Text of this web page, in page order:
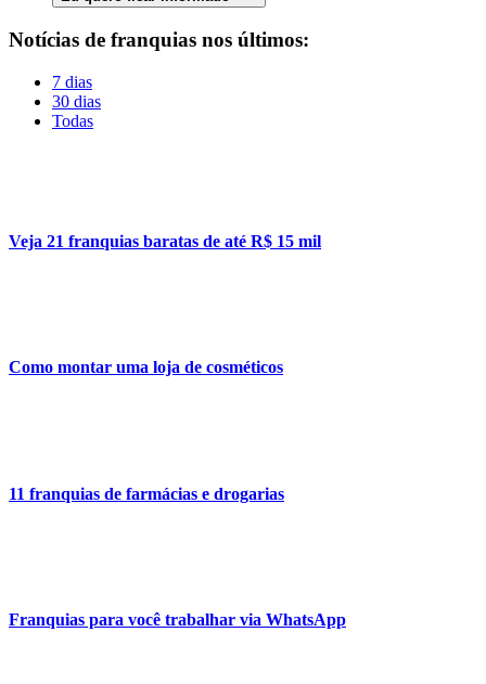
Notícias de franquias nos últimos:
7 dias
30 dias
Todas
Veja 21 franquias baratas de até R$ 15 mil
Como montar uma loja de cosméticos
11 franquias de farmácias e drogarias
Franquias para você trabalhar via WhatsApp